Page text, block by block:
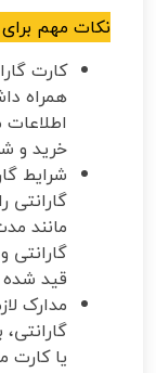
نکات مهم برای
کارت
همراه
خرید و
شرایط
گارانتی
مانند
قید
مدارک
یا کارت